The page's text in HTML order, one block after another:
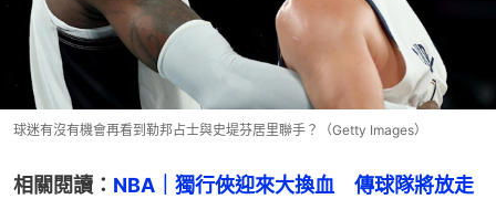
球迷有沒有機會再看到勒邦占士與史堤芬居里聯手？（Getty Images）
相關閱讀： NBA｜獨行俠迎來大換血　傳球隊將放走